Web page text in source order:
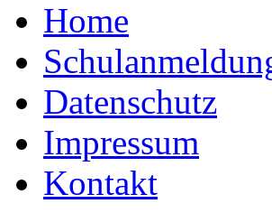
Home
Datenschutz
Impressum
Kontakt